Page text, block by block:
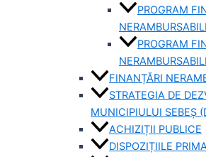
PROGRAM
PROGRAM
FINANȚĂRI
STRATEGIA DE
MUNICIPIULUI SEBEȘ
ACHIZIȚII PUBLICE
DISPOZIȚIILE